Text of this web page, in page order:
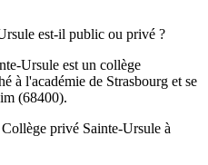
est-il public ou privé ?
Ursule est un collège
à l'académie de Strasbourg et se
(68400).
privé Sainte-Ursule à